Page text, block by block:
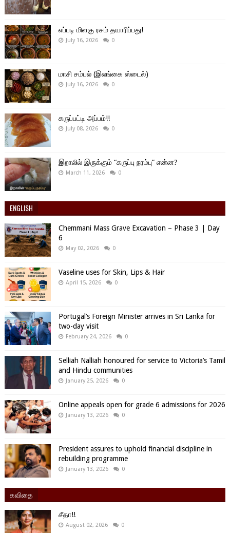
எப்படி மிளகு ரசம் தயாரிப்பது!
July 16, 2026 0
மாசி சம்பல் (இலங்கை ஸ்டைல்)
July 16, 2026 0
கருப்பட்டி அப்பம்!!
July 08, 2026 0
இறாலில் இருக்கும் “கருப்பு நரம்பு” என்ன?
March 11, 2026 0
ENGLISH
Chemmani Mass Grave Excavation – Phase 3 | Day
6
May 02, 2026 0
Vaseline uses for Skin, Lips & Hair
April 15, 2026 0
Portugal’s Foreign Minister arrives in Sri Lanka for
two-day visit
February 24, 2026 0
Selliah Nalliah honoured for service to Victoria’s Tamil
and Hindu communities
January 25, 2026 0
Online appeals open for grade 6 admissions for 2026
January 13, 2026 0
President assures to uphold financial discipline in
rebuilding programme
January 13, 2026 0
கவிதை
சீதா!!
August 02, 2026 0